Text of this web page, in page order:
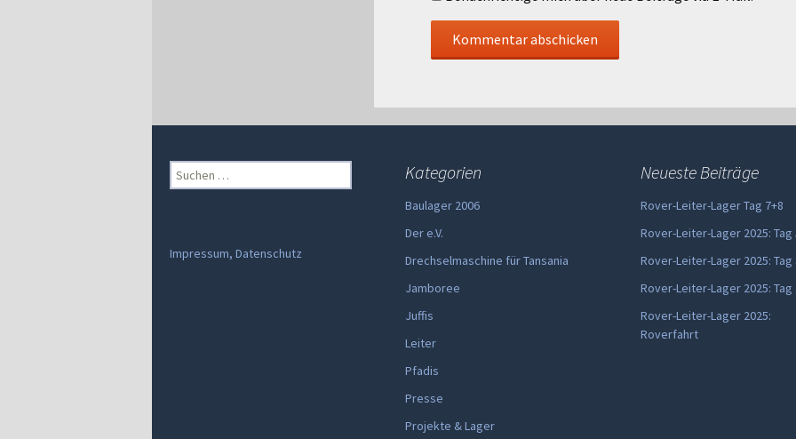
Suchen
nach:
Kategorien
Baulager 2006
Der e.V.
Drechselmaschine für Tansania
Jamboree
Juffis
Leiter
Pfadis
Presse
Projekte & Lager
Neueste Beiträge
Rover-Leiter-Lager Tag 7+8
Rover-Leiter-Lager 2025: Tag
Rover-Leiter-Lager 2025: Tag
Rover-Leiter-Lager 2025: Tag
Rover-Leiter-Lager 2025:
Roverfahrt
Impressum, Datenschutz